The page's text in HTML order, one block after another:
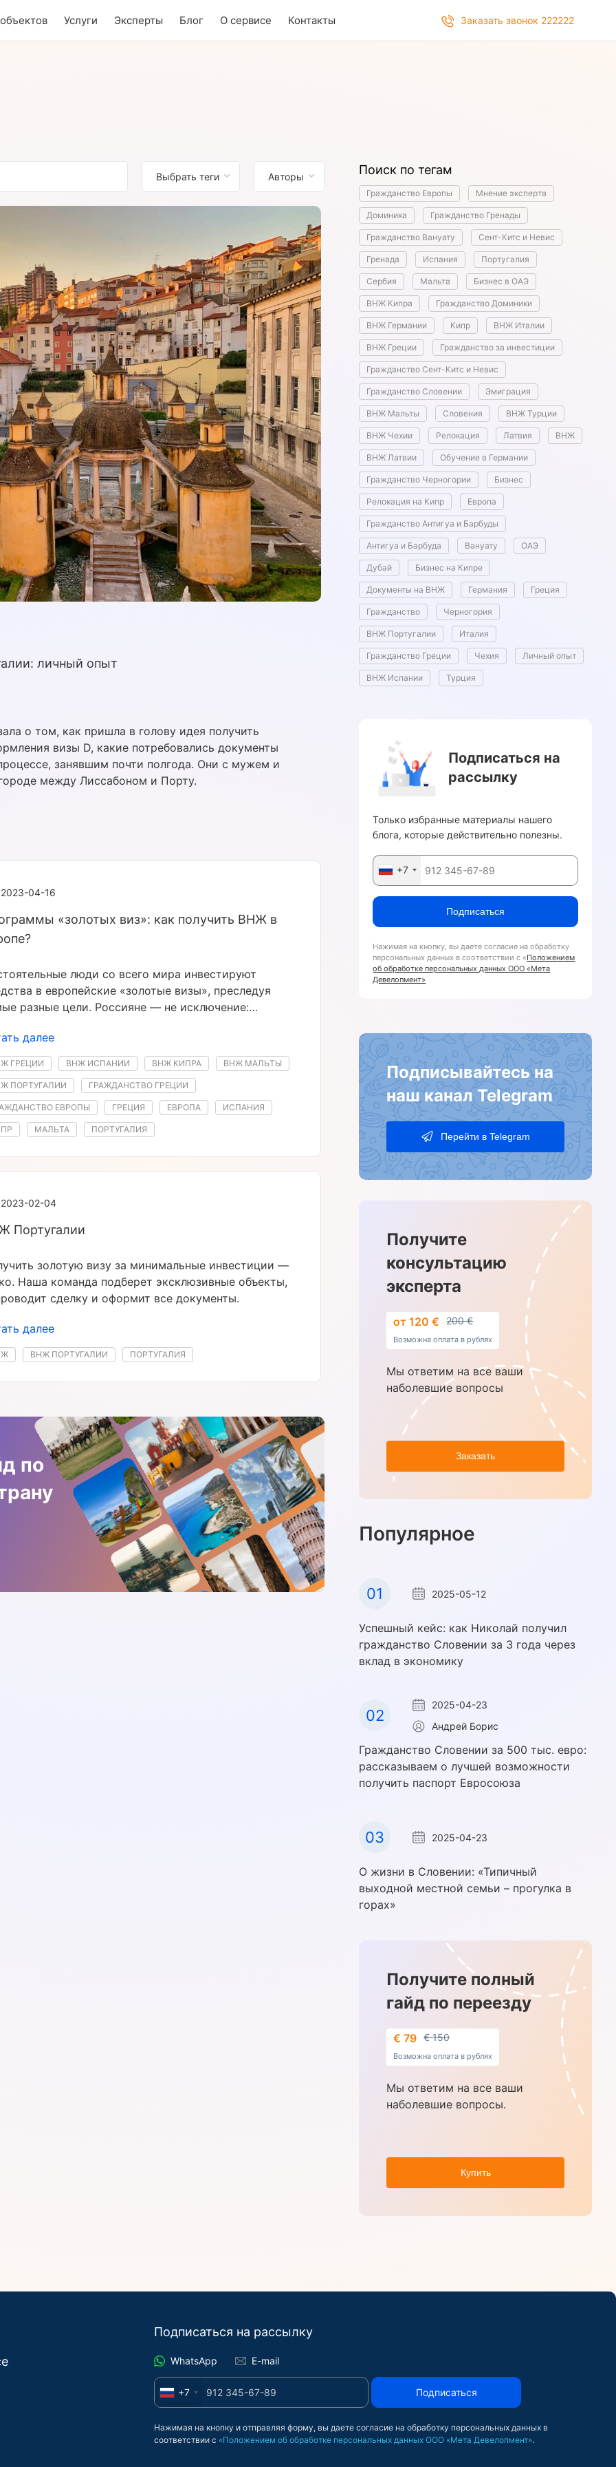
Услуги Эксперты Блог О сервисе Контакты Заказать звонок 222222
Выбрать теги Авторы
личный опыт
о том, как пришла в голову идея получить
визы D, какие потребовались документы
занявшим почти полгода. Они с мужем и
между Лиссабоном и Порту.
2023-04-16
«золотых виз»: как получить ВНЖ в
ГРЕЦИИ ВНЖ ИСПАНИИ ВНЖ КИПРА ВНЖ МАЛЬТЫ
ПОРТУГАЛИИ ГРАЖДАНСТВО ГРЕЦИИ
ЕВРОПЫ ГРЕЦИЯ ЕВРОПА ИСПАНИЯ
МАЛЬТА ПОРТУГАЛИЯ
люди со всего мира инвестируют
в европейские «золотые визы», преследуя
разные цели. Россияне — не исключение:
на участие в программах получения ВНЖ
Нередко ими движет желание
без дополнительной бюрократической
Другим второй паспорт требуется для
бизнеса за пределами страны, возможности
капитал в лучших европейских банках
налоги. Некоторые же просто хотят
«запасным аэродромом» на случай
обстоятельств, будь то экономический
далее
2023-02-04
Португалии
ВНЖ ПОРТУГАЛИИ ПОРТУГАЛИЯ
золотую визу за минимальные инвестиции —
Наша команда подберет эксклюзивные объекты,
сделку и оформит все документы.
далее
по
Поиск по тегам
Гражданство Европы Мнение эксперта
Доминика Гражданство Гренады
Гражданство Вануату Сент-Китс и Невис
Гренада Испания Португалия
Сербия Мальта Бизнес в ОАЭ
ВНЖ Кипра Гражданство Доминики
ВНЖ Германии Кипр ВНЖ Италии
ВНЖ Греции Гражданство за инвестиции
Гражданство Сент-Китс и Невис
Гражданство Словении Эмиграция
ВНЖ Мальты Словения ВНЖ Турции
ВНЖ Чехии Релокация Латвия ВНЖ
ВНЖ Латвии Обучение в Германии
Гражданство Черногории Бизнес
Релокация на Кипр Европа
Гражданство Антигуа и Барбуды
Антигуа и Барбуда Вануату ОАЭ
Дубай Бизнес на Кипре
Документы на ВНЖ Германия Греция
Гражданство Черногория
ВНЖ Португалии Италия
Гражданство Греции Чехия Личный опыт
ВНЖ Испании Турция
Подписаться на
рассылку
Только избранные материалы нашего
блога, которые действительно полезны.
+7
Подписаться
Нажимая на кнопку, вы даете согласие на обработку
персональных данных в соответствии с «Положением
об обработке персональных данных ООО «Мета
Девелопмент»
Подписывайтесь на
наш канал Telegram
Перейти в Telegram
Получите
консультацию
эксперта
от 120 € 200 €
Возможна оплата в рублях
Мы ответим на все ваши
наболевшие вопросы
Заказать
Популярное
01 2025-05-12
Успешный кейс: как Николай получил
гражданство Словении за 3 года через
вклад в экономику
02
2025-04-23
Андрей Борис
Гражданство Словении за 500 тыс. евро:
рассказываем о лучшей возможности
получить паспорт Евросоюза
03 2025-04-23
О жизни в Словении: «Типичный
выходной местной семьи – прогулка в
горах»
Получите полный
гайд по переезду
€ 79 € 150
Возможна оплата в рублях
Мы ответим на все ваши
наболевшие вопросы.
Купить
Подписаться на рассылку
WhatsApp E-mail
+7 Подписаться
Нажимая на кнопку и отправляя форму, вы даете согласие на обработку персональных данных в
соответствии с «Положением об обработке персональных данных ООО «Мета Девелопмент».